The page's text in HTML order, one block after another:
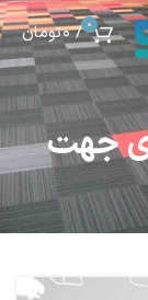
0
/
0تومان
جهت